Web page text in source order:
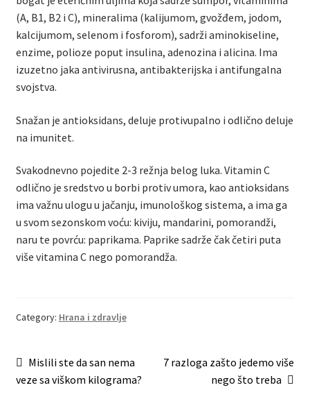
(A, B1, B2 i C), mineralima (kalijumom, gvožđem, jodom,
kalcijumom, selenom i fosforom), sadrži aminokiseline,
enzime, polioze poput insulina, adenozina i alicina. Ima
izuzetno jaka antivirusna, antibakterijska i antifungalna
svojstva.
Snažan je antioksidans, deluje protivupalno i odlično deluje
na imunitet.
Svakodnevno pojedite 2-3 režnja belog luka. Vitamin C
odlično je sredstvo u borbi protiv umora, kao antioksidans
ima važnu ulogu u jačanju, imunološkog sistema, a ima ga
u svom sezonskom voću: kiviju, mandarini, pomorandži,
naru te povrću: paprikama. Paprike sadrže čak četiri puta
više vitamina C nego pomorandža.
Category: Hrana i zdravlje
Post
navigation
Previous
post:
Mislili ste da san nema
veze sa viškom kilograma?
Next
7 razloga zašto jedemo više
nego što treba